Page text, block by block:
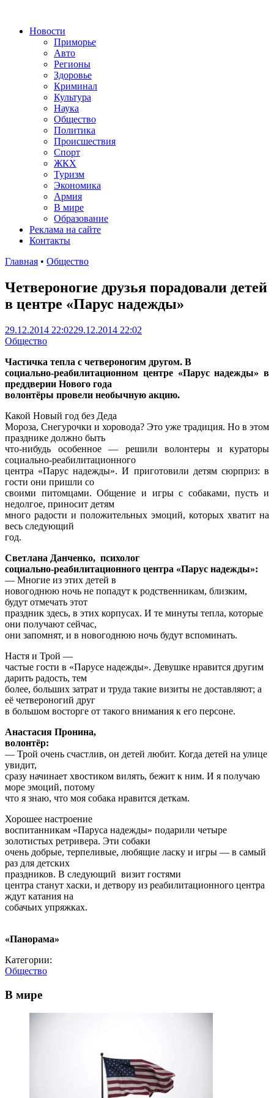
Новости
Приморье
Авто
Регионы
Здоровье
Криминал
Культура
Наука
Общество
Политика
Происшествия
Спорт
ЖКХ
Туризм
Экономика
Армия
В мире
Образование
Реклама на сайте
Контакты
Главная • Общество
Четвероногие друзья порадовали детей
в центре «Парус надежды»
29.12.2014 22:0229.12.2014 22:02
Общество
Частичка тепла с четвероногим другом. В
социально-реабилитационном центре «Парус надежды» в
преддверии Нового года
волонтёры провели необычную акцию.
Какой Новый год без Деда
Мороза, Снегурочки и хоровода? Это уже традиция. Но в этом
празднике должно быть
что-нибудь особенное — решили волонтеры и кураторы
социально-реабилитационного
центра «Парус надежды». И приготовили детям сюрприз: в
гости они пришли со
своими питомцами. Общение и игры с собаками, пусть и
недолгое, приносит детям
много радости и положительных эмоций, которых хватит на
весь следующий
год.
Светлана Данченко, психолог
социально-реабилитационного центра «Парус надежды»:
— Многие из этих детей в
новогоднюю ночь не попадут к родственникам, близким,
будут отмечать этот
праздник здесь, в этих корпусах. И те минуты тепла, которые
они получают сейчас,
они запомнят, и в новогоднюю ночь будут вспоминать.
Настя и Трой —
частые гости в «Парусе надежды». Девушке нравится другим
дарить радость, тем
более, больших затрат и труда такие визиты не доставляют; а
её четвероногий друг
в большом восторге от такого внимания к его персоне.
Анастасия Пронина,
волонтёр:
— Трой очень счастлив, он детей любит. Когда детей на улице
увидит,
сразу начинает хвостиком вилять, бежит к ним. И я получаю
море эмоций, потому
что я знаю, что моя собака нравится деткам.
Хорошее настроение
воспитанникам «Паруса надежды» подарили четыре
золотистых ретривера. Эти собаки
очень добрые, терпеливые, любящие ласку и игры — в самый
раз для детских
праздников. В следующий визит гостями
центра станут хаски, и детвору из реабилитационного центра
ждут катания на
собачьих упряжках.
«Панорама»
Категории:
Общество
В мире